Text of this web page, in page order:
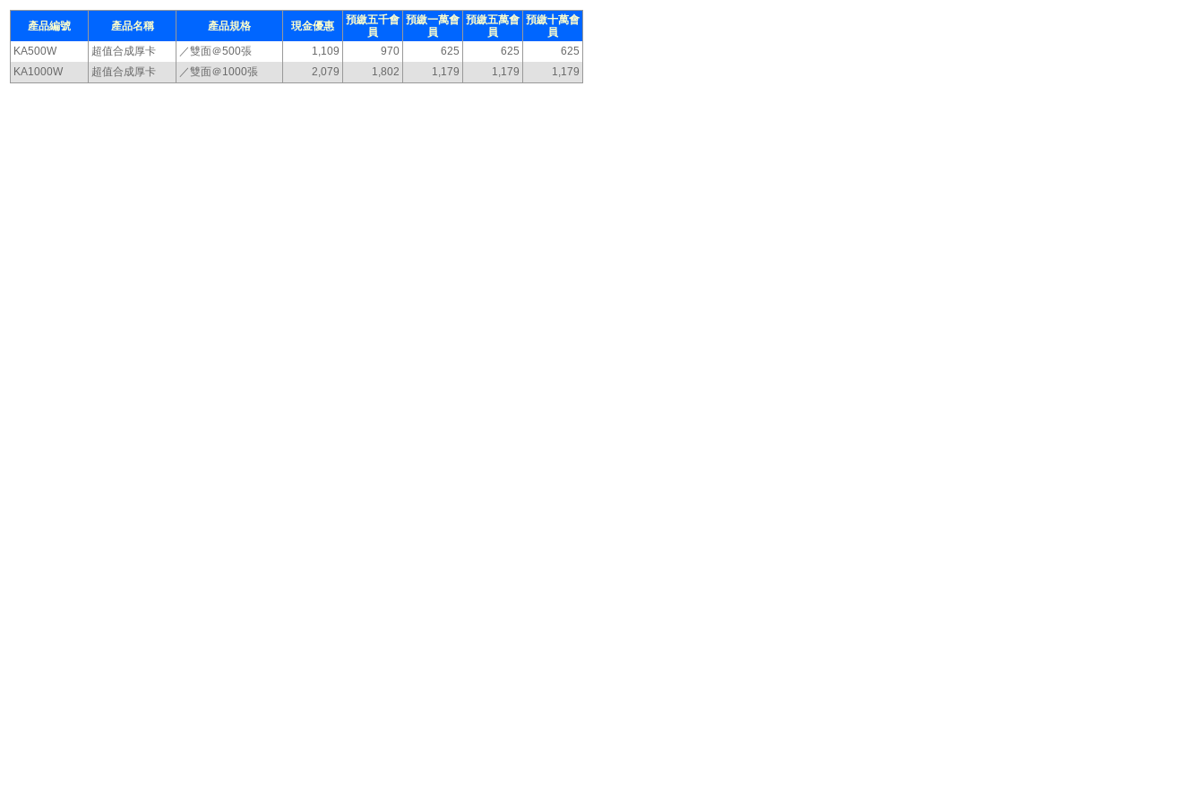
產品編號 產品名稱 產品規格 現金優惠
預繳五千會
員
預繳一萬會
員
預繳五萬會
員
預繳十萬會
員
KA500W
超值合成厚卡 ／雙面＠500張 1,109 970 625 625
625
KA1000W
超值合成厚卡 ／雙面＠1000張 2,079 1,802 1,179 1,179 1,179